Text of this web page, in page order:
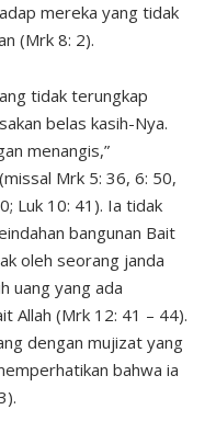
mereka yang tidak
(Mrk 8: 2).
tidak terungkap
belas kasih-Nya.
menangis,”
Mrk 5: 36, 6: 50,
Luk 10: 41). Ia tidak
bangunan Bait
oleh seorang janda
uang yang ada
Allah (Mrk 12: 41 – 44).
dengan mujizat yang
bahwa ia